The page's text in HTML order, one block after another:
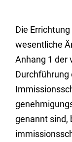
Die
wesentliche
Anhang 1 der
Durchführung
genannt sind,